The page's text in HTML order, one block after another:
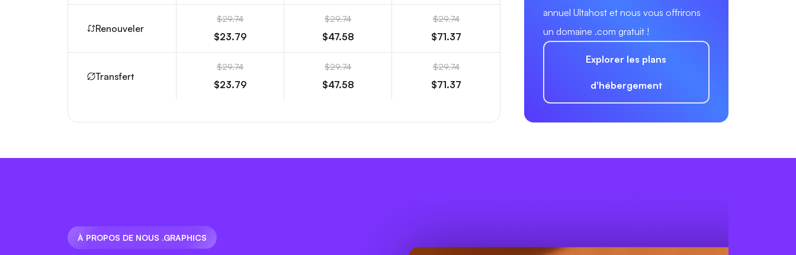
Renouveler
$29.74
$23.79
$29.74
$47.58
$29.74
$71.37
Transfert
$29.74
$23.79
$29.74
$47.58
$29.74
$71.37
annuel Ultahost et nous vous offrirons
un domaine .com gratuit !
Explorer les plans
d'hébergement
À PROPOS DE NOUS .GRAPHICS